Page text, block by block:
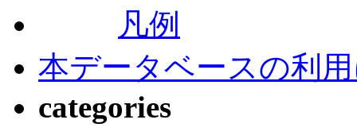
凡例
本データベースの利
categories